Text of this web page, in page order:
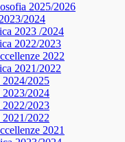
2025/2026
2024
2023 /2024
2022/2023
2022
2021/2022
2025
2024
2023
2022
2021